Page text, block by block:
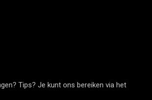
Tips? Je kunt ons bereiken via het